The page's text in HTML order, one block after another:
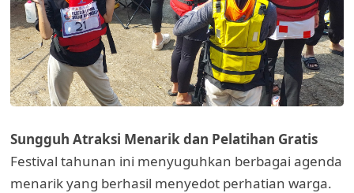
Sungguh Atraksi Menarik dan Pelatihan Gratis
Festival tahunan ini menyuguhkan berbagai agenda
menarik yang berhasil menyedot perhatian warga.